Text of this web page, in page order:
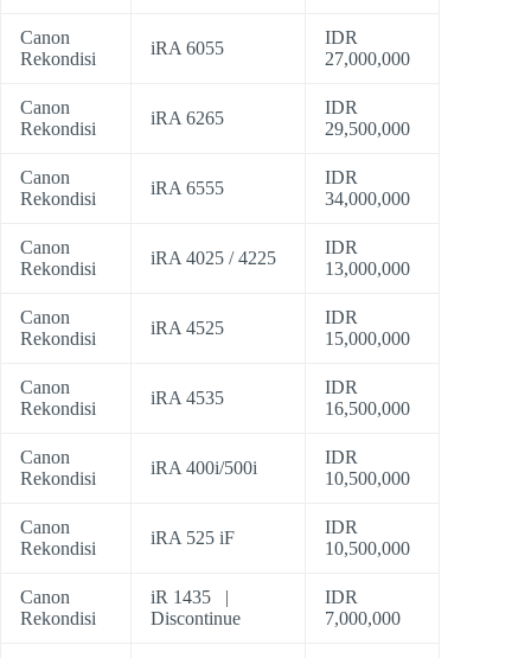
Canon
Rekondisi
iRA 6055
IDR
27,000,000
Canon
Rekondisi
iRA 6265
IDR
29,500,000
Canon
Rekondisi
iRA 6555
IDR
34,000,000
Canon
Rekondisi
iRA 4025 / 4225
IDR
13,000,000
Canon
Rekondisi
iRA 4525
IDR
15,000,000
Canon
Rekondisi
iRA 4535
IDR
16,500,000
Canon
Rekondisi
iRA 400i/500i
IDR
10,500,000
Canon
Rekondisi
iRA 525 iF
IDR
10,500,000
Canon
Rekondisi
iR 1435 |
Discontinue
IDR
7,000,000